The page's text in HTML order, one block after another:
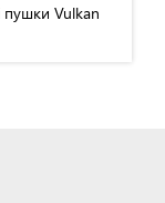
пушки Vulkan